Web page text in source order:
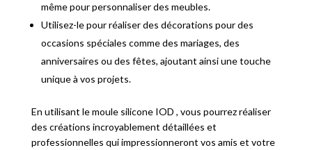
même pour personnaliser des meubles.
Utilisez-le pour réaliser des décorations pour des
occasions spéciales comme des mariages, des
anniversaires ou des fêtes, ajoutant ainsi une touche
unique à vos projets.
En utilisant le moule silicone IOD , vous pourrez réaliser
des créations incroyablement détaillées et
professionnelles qui impressionneront vos amis et votre